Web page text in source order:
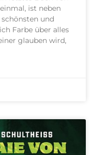
ist neben
und
Farbe über alles
glauben wird,